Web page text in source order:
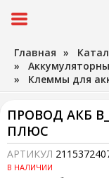
Главная »
»
» Клеммы для
ПРОВОД АКБ В_
ПЛЮС
АРТИКУЛ
В НАЛИЧИИ